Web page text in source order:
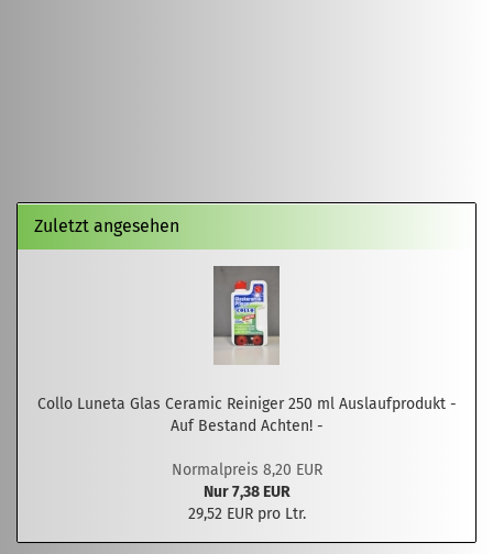
Zuletzt angesehen
Collo Luneta Glas Ceramic Reiniger 250 ml Auslaufprodukt -
Auf Bestand Achten! -
Normalpreis 8,20 EUR
Nur 7,38 EUR
29,52 EUR pro Ltr.